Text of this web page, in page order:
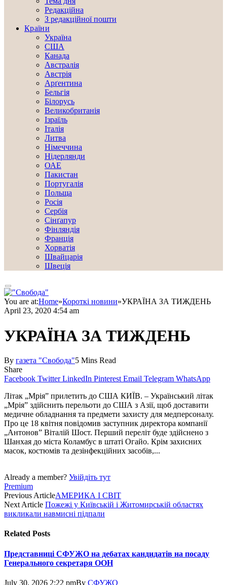
Редакційна
З редакційної пошти
Країни
Україна
США
Канада
Австралія
Австрія
Арґентина
Бельгія
Білорусь
Великобританія
Ізраїль
Італія
Литва
Німеччина
Нідерлянди
ОАЕ
Пакистан
Португалія
Польща
Росія
Сербія
Сінґапур
Фінляндія
Франція
Хорватія
Швайцарія
Швеція
You are at:Home»Короткі новини»УКРАЇНА ЗА ТИЖДЕНЬ
April 23, 2020 4:54 am
УКРАЇНА ЗА ТИЖДЕНЬ
By газета "Свобода"5 Mins Read
Share
Facebook Twitter LinkedIn Pinterest Email Telegram WhatsApp
Літак „Мрія” прилетить до США КИЇВ. – Український літак
„Мрія” здійснить перельоти до США з Азії, щоб доставити
медичне обладнання та предмети захисту для медперсоналу.
Про це 18 квітня повідомив заступник директора компанії
„Антонов” Віталій Шост. Перший переліт буде здійснено з
Шанхая до міста Коламбус в штаті Огайо. Крім захисних
масок, костюмів та дезінфекційних засобів,...
Already a member? Увійдіть тут
Premium
Previous ArticleАМЕРИКА І СВІТ
Next Article Пожежі у Київській і Житомирській областях
викликали навмисні підпали
Related Posts
Представниці СФУЖО на дебатах кандидатів на посаду
Генерального секретаря ООН
July 30, 2026 2:22 pmBy СФУЖО